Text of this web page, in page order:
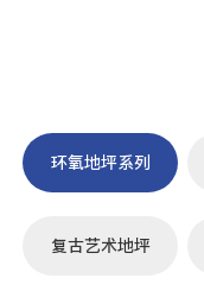
环氧地坪系列
复古艺术地坪